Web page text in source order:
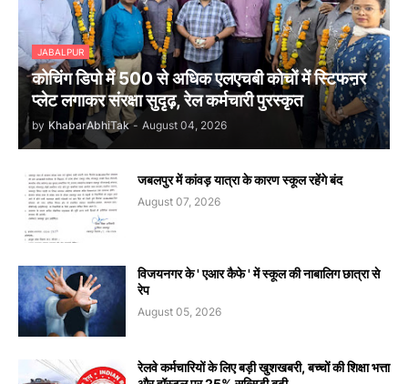
JABALPUR
कोचिंग डिपो में 500 से अधिक एलएचबी कोचों में स्टिफऩर
प्लेट लगाकर संरक्षा सुदृढ़, रेल कर्मचारी पुरस्कृत
by KhabarAbhiTak - August 04, 2026
जबलपुर में कांवड़ यात्रा के कारण स्कूल रहेंगे बंद
August 07, 2026
विजयनगर के ' एआर कैफे ' में स्कूल की नाबालिग छात्रा से
रेप
August 05, 2026
रेलवे कर्मचारियों के लिए बड़ी खुशखबरी, बच्चों की शिक्षा भत्ता